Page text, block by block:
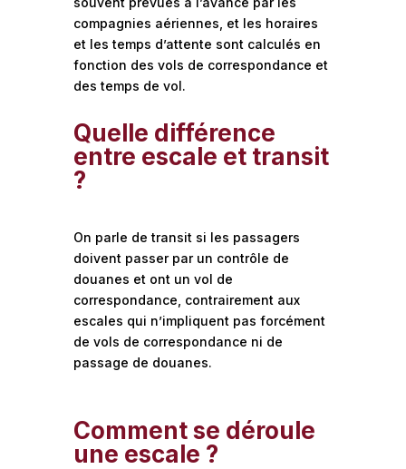
compagnies aériennes, et les horaires
et les temps d’attente sont calculés en
fonction des vols de correspondance et
des temps de vol.
Quelle différence
entre escale et transit
?
On parle de transit si les passagers
doivent passer par un contrôle de
douanes et ont un vol de
correspondance, contrairement aux
escales qui n’impliquent pas forcément
de vols de correspondance ni de
passage de douanes.
Comment se déroule
une escale ?